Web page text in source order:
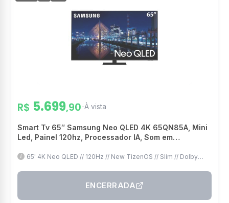
R$ 5.699,90-À vista
Smart Tv 65″ Samsung Neo QLED 4K 65QN85A, Mini
Led, Painel 120hz, Processador IA, Som em
65' 4K Neo QLED // 120Hz // New TizenOS // Slim // Dolby
ENCERRADA